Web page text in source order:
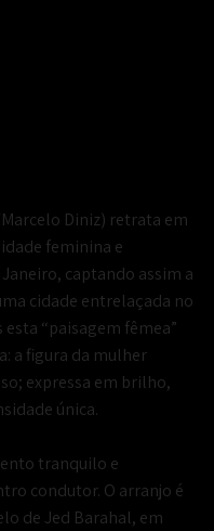
Diniz) retrata em
feminina e
captando assim a
cidade entrelaçada no
“paisagem fêmea”
a figura da mulher
expressa em brilho,
única.
tranquilo e
condutor. O arranjo é
de Jed Barahal, em